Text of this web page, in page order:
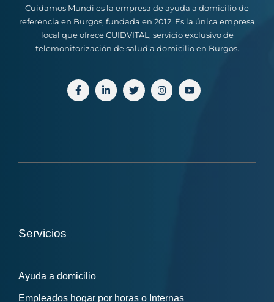
Cuidamos Mundi es la empresa de ayuda a domicilio de
referencia en Burgos, fundada en 2012. Es la única empresa
local que ofrece CUIDVITAL, servicio exclusivo de
telemonitorización de salud a domicilio en Burgos.
Servicios
Ayuda a domicilio
Empleados hogar por horas o Internas